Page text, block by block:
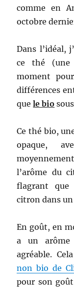
comme en
octobre
Dans l’idéal,
ce thé (une
moment
différences
quele bio
Ce thé bio,
opaque,
l’arôme du
flagrant que
citron dans
En goût, en
a un arôme
agréable.
non bio de
pour son